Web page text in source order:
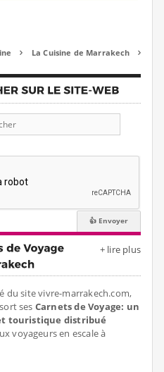
 La Cuisine de Marrakech 
+ lire plus
du site vivre-marrakech.com,
ses Carnets de Voyage: un
touristique distribué
voyageurs en escale à